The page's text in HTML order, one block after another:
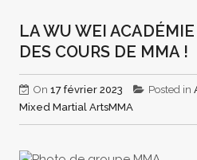
LA WU WEI ACADÉMIE
DES COURS DE MMA !
On 17 février 2023 Posted in
Mixed Martial ArtsMMA